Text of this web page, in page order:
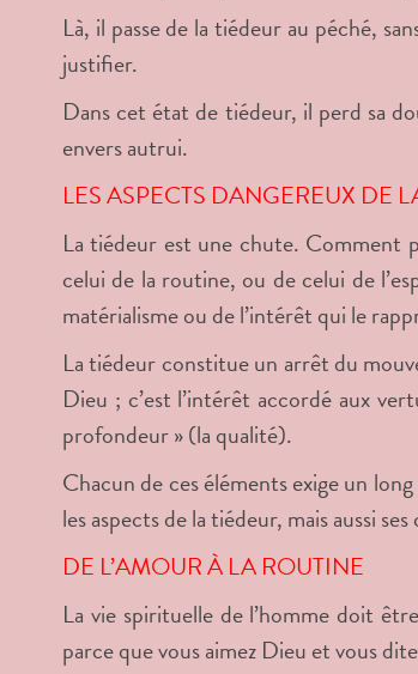
Là, il passe de la tiédeur au péché,
justifier.
Dans cet état de tiédeur, il perd sa
envers autrui.
LES ASPECTS DANGEREUX DE
La tiédeur est une chute. Comment
celui de la routine, ou de celui de
matérialisme ou de l’intérêt qui le
La tiédeur constitue un arrêt du
Dieu ; c’est l’intérêt accordé aux
profondeur » (la qualité).
Chacun de ces éléments exige un
les aspects de la tiédeur, mais aussi ses
DE L’AMOUR À LA ROUTINE
La vie spirituelle de l’homme doit
parce que vous aimez Dieu et vous